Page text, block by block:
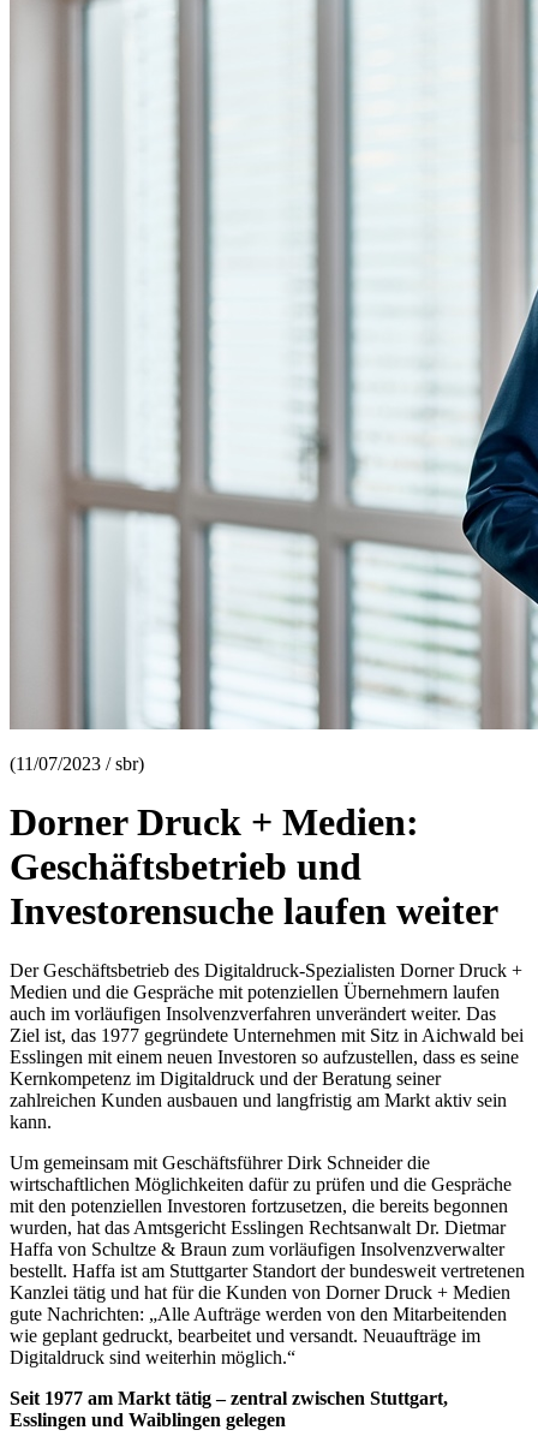
(11/07/2023 / sbr)
Dorner Druck + Medien:
Geschäftsbetrieb und
Investorensuche laufen weiter
Der Geschäftsbetrieb des Digitaldruck-Spezialisten Dorner Druck +
Medien und die Gespräche mit potenziellen Übernehmern laufen
auch im vorläufigen Insolvenzverfahren unverändert weiter. Das
Ziel ist, das 1977 gegründete Unternehmen mit Sitz in Aichwald bei
Esslingen mit einem neuen Investoren so aufzustellen, dass es seine
Kernkompetenz im Digitaldruck und der Beratung seiner
zahlreichen Kunden ausbauen und langfristig am Markt aktiv sein
kann.
Um gemeinsam mit Geschäftsführer Dirk Schneider die
wirtschaftlichen Möglichkeiten dafür zu prüfen und die Gespräche
mit den potenziellen Investoren fortzusetzen, die bereits begonnen
wurden, hat das Amtsgericht Esslingen Rechtsanwalt Dr. Dietmar
Haffa von Schultze & Braun zum vorläufigen Insolvenzverwalter
bestellt. Haffa ist am Stuttgarter Standort der bundesweit vertretenen
Kanzlei tätig und hat für die Kunden von Dorner Druck + Medien
gute Nachrichten: „Alle Aufträge werden von den Mitarbeitenden
wie geplant gedruckt, bearbeitet und versandt. Neuaufträge im
Digitaldruck sind weiterhin möglich.“
Seit 1977 am Markt tätig – zentral zwischen Stuttgart,
Esslingen und Waiblingen gelegen